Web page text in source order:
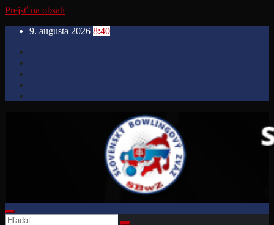
Prejsť na obsah
9. augusta 2026 8:40